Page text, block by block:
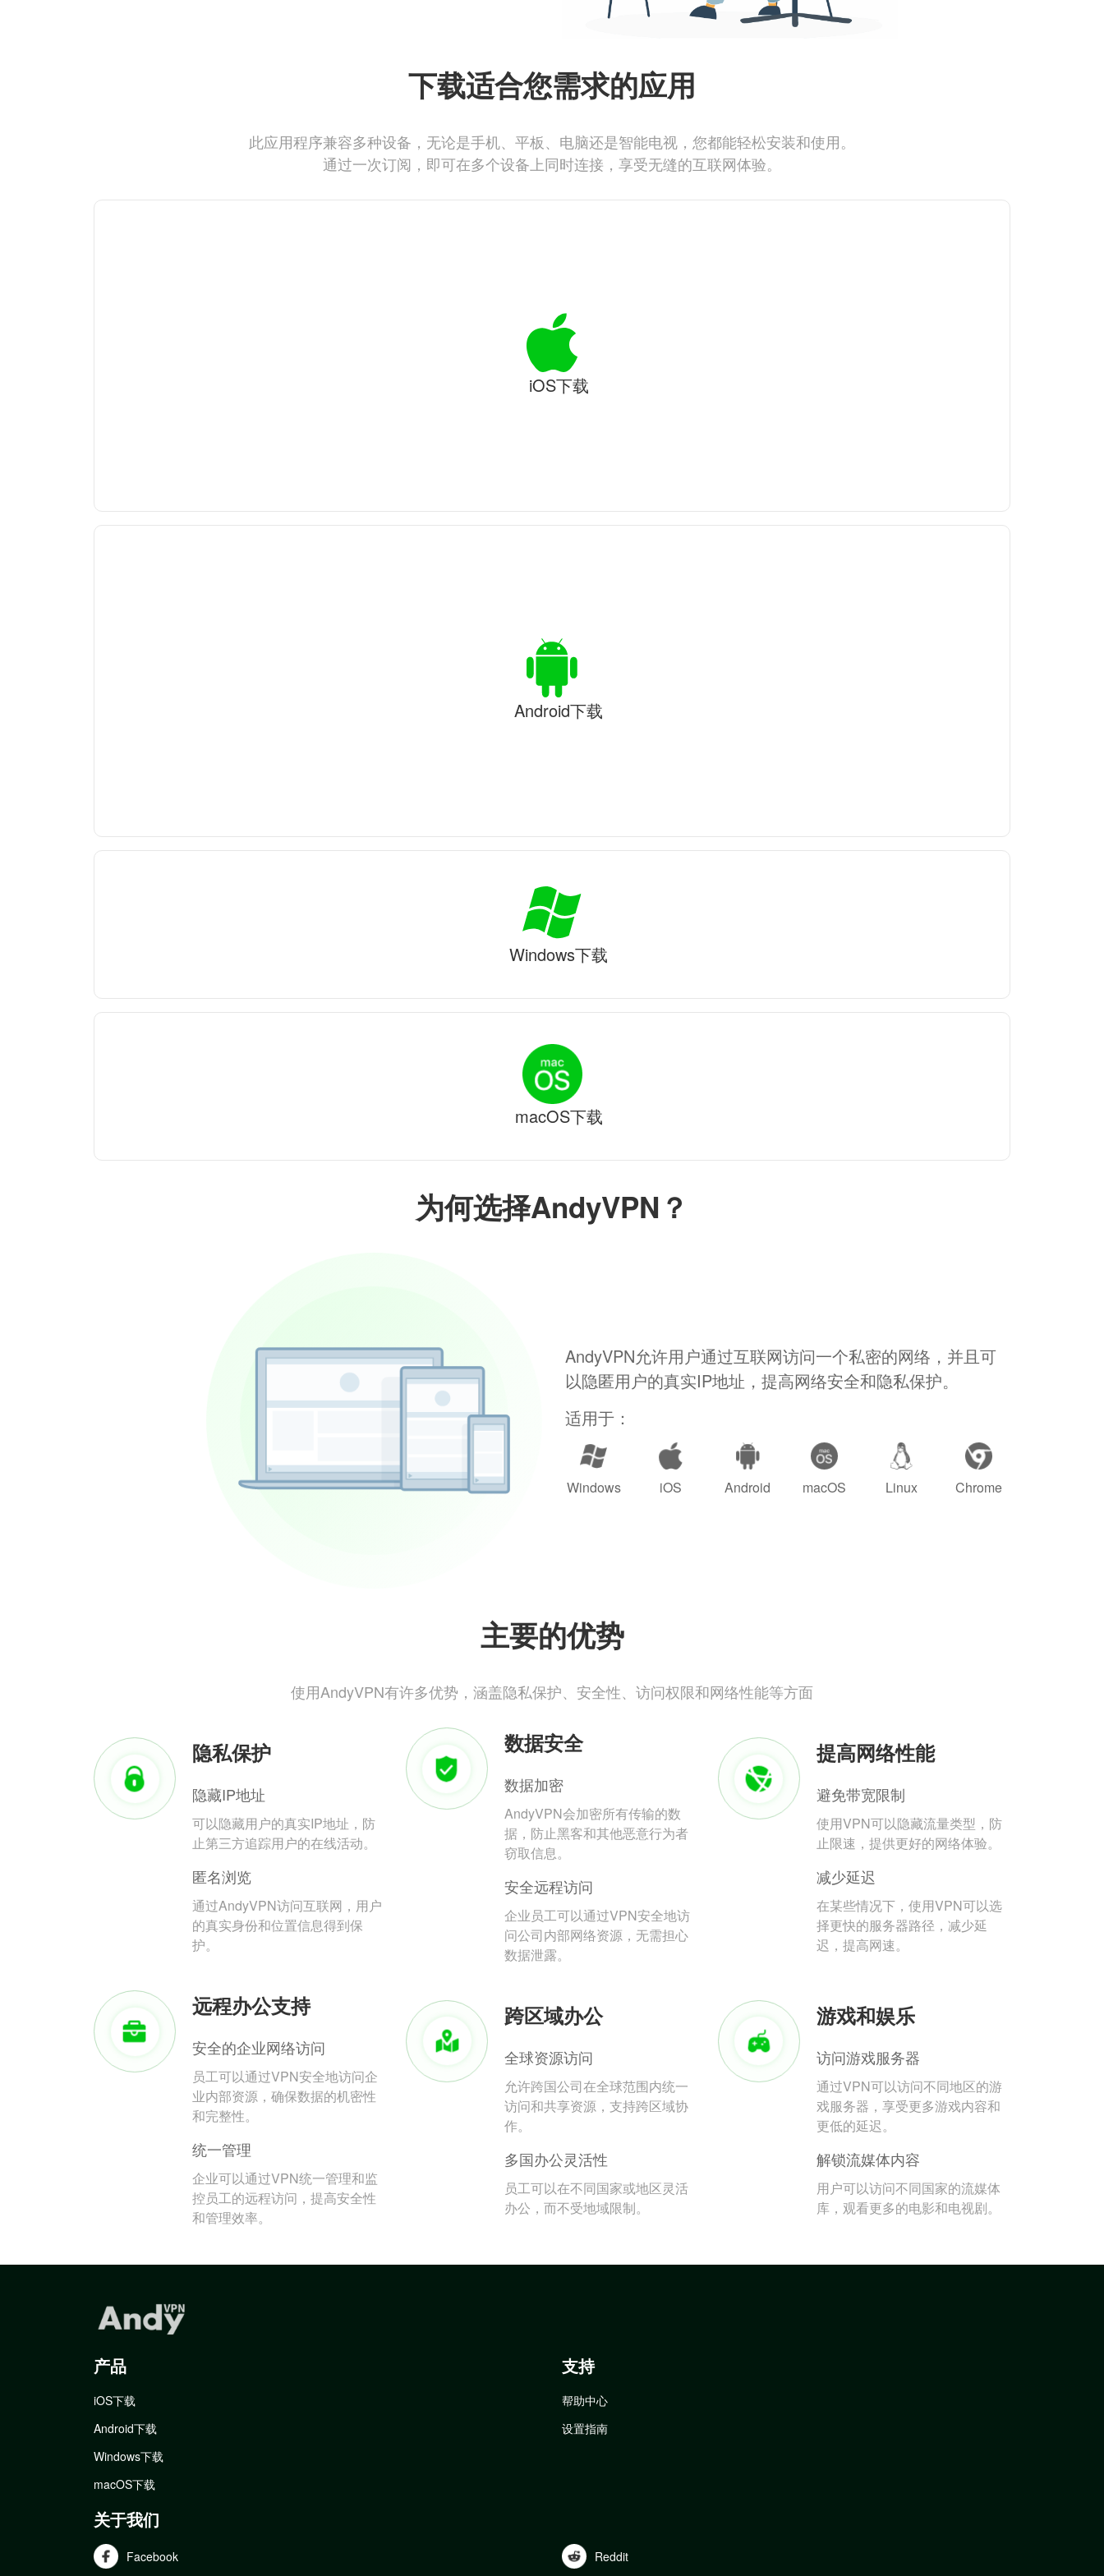
为何选择AndyVPN？
AndyVPN允许用户通过互联网访问一个私密的网络，并且可
以隐匿用户的真实IP地址，提高网络安全和隐私保护。
适用于：
Windows iOS Android macOS Linux Chrome
主要的优势
使用AndyVPN有许多优势，涵盖隐私保护、安全性、访问权限和网络性能等方面
隐私保护
隐藏IP地址
可以隐藏用户的真实IP地址，防
止第三方追踪用户的在线活动。
匿名浏览
通过AndyVPN访问互联网，用户
的真实身份和位置信息得到保
护。
数据安全
数据加密
AndyVPN会加密所有传输的数
据，防止黑客和其他恶意行为者
窃取信息。
安全远程访问
企业员工可以通过VPN安全地访
问公司内部网络资源，无需担心
数据泄露。
提高网络性能
避免带宽限制
使用VPN可以隐藏流量类型，防
止限速，提供更好的网络体验。
减少延迟
在某些情况下，使用VPN可以选
择更快的服务器路径，减少延
迟，提高网速。
远程办公支持
安全的企业网络访问
员工可以通过VPN安全地访问企
业内部资源，确保数据的机密性
和完整性。
统一管理
企业可以通过VPN统一管理和监
控员工的远程访问，提高安全性
和管理效率。
跨区域办公
全球资源访问
允许跨国公司在全球范围内统一
访问和共享资源，支持跨区域协
作。
多国办公灵活性
员工可以在不同国家或地区灵活
办公，而不受地域限制。
游戏和娱乐
访问游戏服务器
通过VPN可以访问不同地区的游
戏服务器，享受更多游戏内容和
更低的延迟。
解锁流媒体内容
用户可以访问不同国家的流媒体
库，观看更多的电影和电视剧。
下载适合您需求的应用
此应用程序兼容多种设备，无论是手机、平板、电脑还是智能电视，您都能轻松安装和使用。
通过一次订阅，即可在多个设备上同时连接，享受无缝的互联网体验。
iOS下载
Android下载
Windows下载
macOS下载
产品
iOS下载
Android下载
Windows下载
macOS下载
支持
帮助中心
设置指南
关于我们
Facebook Reddit